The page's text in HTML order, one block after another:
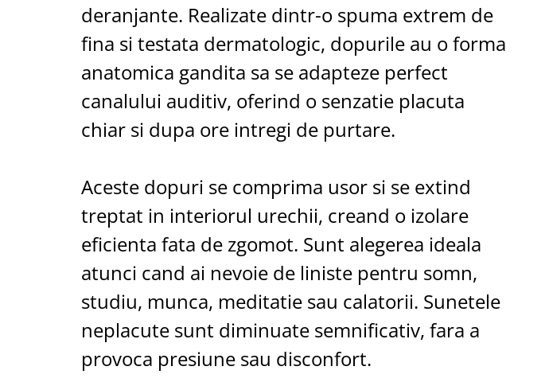
Perii electrice
Articole ingrijire copii
Aspiratoare nazale
Pompe de san
Incalzitoare si sterilizatoare
Purificatoare
Incalzitoare corporale
Proteine si aminoacizi
Tablete energizante
deranjante. Realizate dintr-o spuma extrem de
fina si testata dermatologic, dopurile au o forma
anatomica gandita sa se adapteze perfect
canalului auditiv, oferind o senzatie placuta
chiar si dupa ore intregi de purtare.
Aceste dopuri se comprima usor si se extind
treptat in interiorul urechii, creand o izolare
eficienta fata de zgomot. Sunt alegerea ideala
atunci cand ai nevoie de liniste pentru somn,
studiu, munca, meditatie sau calatorii. Sunetele
neplacute sunt diminuate semnificativ, fara a
provoca presiune sau disconfort.